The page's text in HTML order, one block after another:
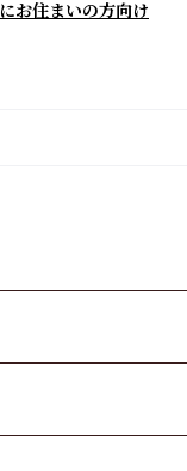
お住まいの方向け